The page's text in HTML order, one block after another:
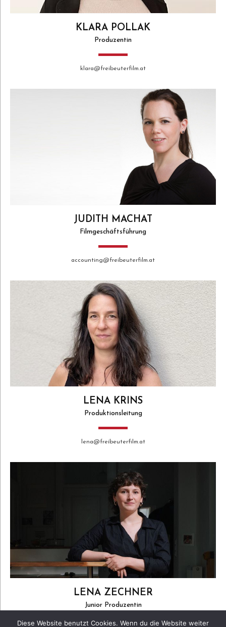
KLARA POLLAK
Produzentin
klara@freibeuterfilm.at
JUDITH MACHAT
Filmgeschäftsführung
accounting@freibeuterfilm.at
LENA KRINS
Produktionsleitung
lena@freibeuterfilm.at
LENA ZECHNER
Junior Produzentin
Diese Website benutzt Cookies. Wenn du die Website weiter